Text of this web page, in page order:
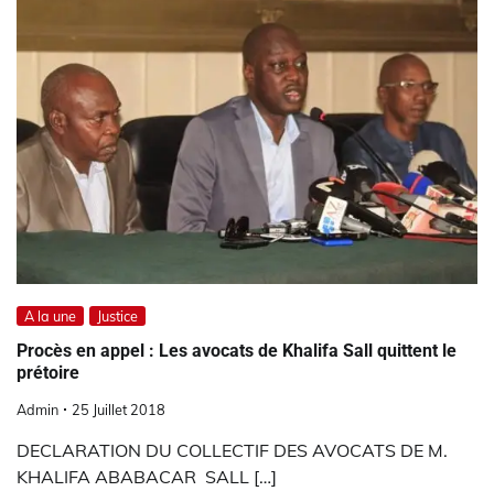
A la une Justice
Procès en appel : Les avocats de Khalifa Sall quittent le
prétoire
Admin 25 Juillet 2018
DECLARATION DU COLLECTIF DES AVOCATS DE M.
KHALIFA ABABACAR SALL […]